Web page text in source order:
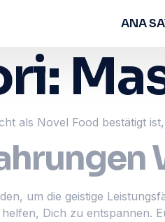
ANA
als Novel Food bestätigt
um die geistige
Dich zu entspannen.